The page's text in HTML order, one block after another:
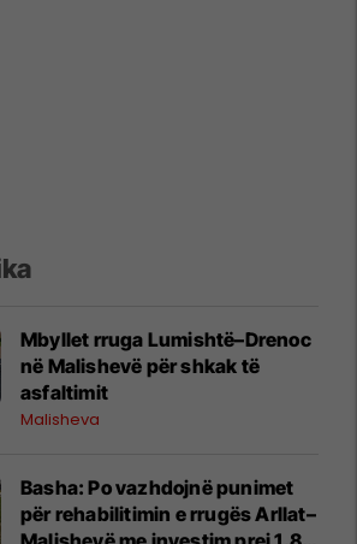
Mbyllet rruga Lumishtë–Drenoc
në Malishevë për shkak të
asfaltimit
Malisheva
Basha: Po vazhdojnë punimet
për rehabilitimin e rrugës Arllat–